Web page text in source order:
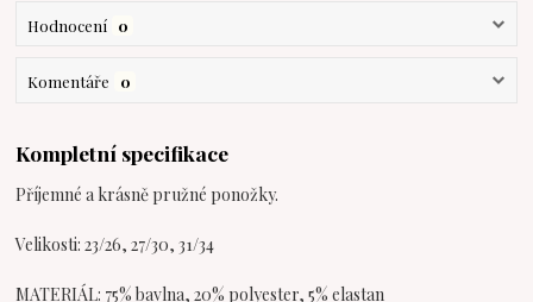
Hodnocení 0
Komentáře 0
Kompletní specifikace
Příjemné a krásně pružné ponožky.
Velikosti: 23/26, 27/30, 31/34
MATERIÁL: 75% bavlna, 20% polyester, 5% elastan